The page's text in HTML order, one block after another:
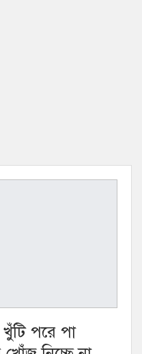
খুঁটি পরে পা